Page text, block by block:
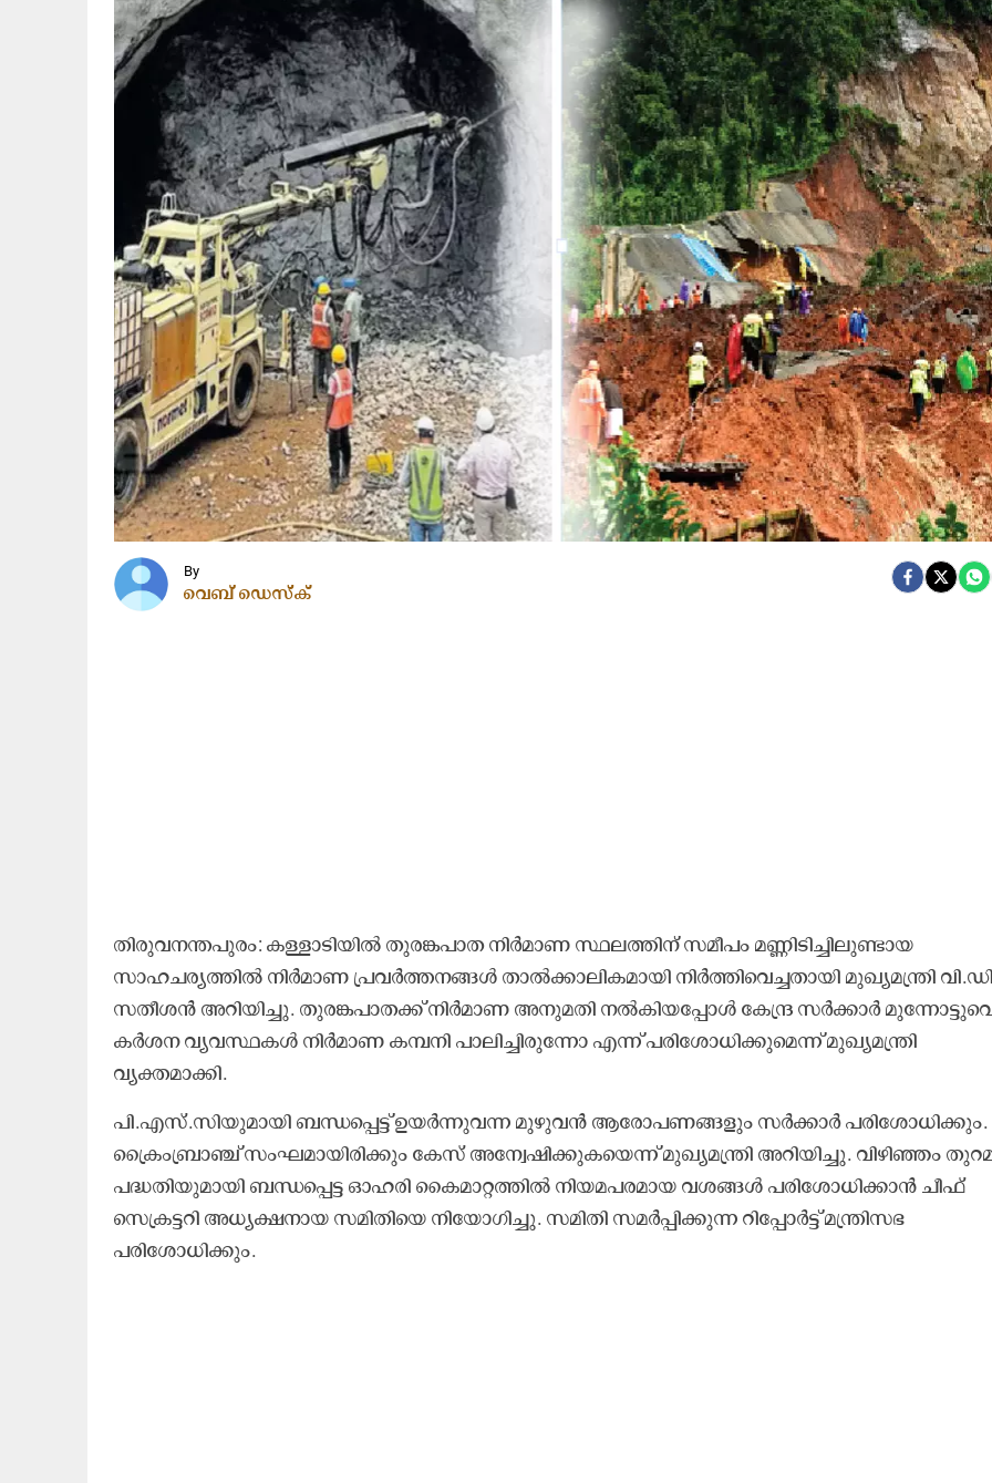
By
വെബ് ഡെസ്ക്
തിരുവനന്തപുരം: കള്ളാടിയിൽ തുരങ്കപാത നിർമാണ സ്ഥലത്തിന് സമീപം മണ്ണിടിച്ചിലുണ്ടായ
സാഹചര്യത്തിൽ നിർമാണ പ്രവർത്തനങ്ങൾ താൽക്കാലികമായി നിർത്തിവെച്ചതായി മുഖ്യമന്ത്രി
സതീശൻ അറിയിച്ചു. തുരങ്കപാതക്ക് നിർമാണ അനുമതി നൽകിയപ്പോൾ കേന്ദ്ര സർക്കാർ
കർശന വ്യവസ്ഥകൾ നിർമാണ കമ്പനി പാലിച്ചിരുന്നോ എന്ന് പരിശോധിക്കുമെന്ന് മുഖ്യമന്ത്രി
വ്യക്തമാക്കി.
പി.എസ്.സിയുമായി ബന്ധപ്പെട്ട് ഉയർന്നുവന്ന മുഴുവൻ ആരോപണങ്ങളും സർക്കാർ പരിശോധിക്കും.
ക്രൈംബ്രാഞ്ച് സംഘമായിരിക്കും കേസ് അന്വേഷിക്കുകയെന്ന് മുഖ്യമന്ത്രി അറിയിച്ചു. വിഴിഞ്ഞം
പദ്ധതിയുമായി ബന്ധപ്പെട്ട ഓഹരി കൈമാറ്റത്തിൽ നിയമപരമായ വശങ്ങൾ പരിശോധിക്കാൻ ചീഫ്
സെക്രട്ടറി അധ്യക്ഷനായ സമിതിയെ നിയോഗിച്ചു. സമിതി സമർപ്പിക്കുന്ന റിപ്പോർട്ട് മന്ത്രിസഭ
പരിശോധിക്കും.